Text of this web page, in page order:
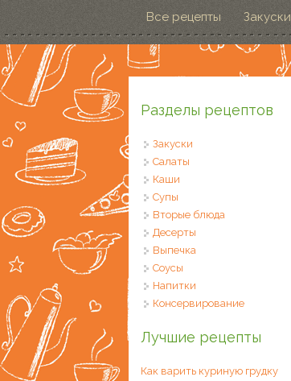
Все рецепты Закуски
Разделы рецептов
Закуски
Салаты
Каши
Супы
Вторые блюда
Десерты
Выпечка
Соусы
Напитки
Консервирование
Лучшие рецепты
Как варить куриную грудку